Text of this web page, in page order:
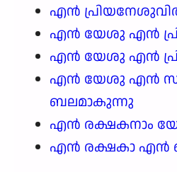
എൻ
എൻ യേശു എൻ
എൻ യേശു എൻ
എൻ യേശു എൻ
ബലമാകുന്നു
എൻ രക്ഷകനാം
എൻ രക്ഷകാ എൻ